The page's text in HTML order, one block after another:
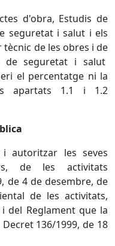
d'obra, Estudis de
seguretat i salut i els
de les obres i de
de seguretat i salut
el percentatge ni la
apartats 1.1 i 1.2
autoritzar les seves
de les activitats
de 4 de desembre, de
de les activitats,
del Reglament que la
136/1999, de 18